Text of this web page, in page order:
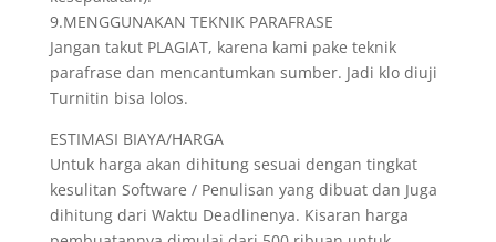
9.MENGGUNAKAN TEKNIK PARAFRASE
Jangan takut PLAGIAT, karena kami pake teknik
parafrase dan mencantumkan sumber. Jadi klo diuji
Turnitin bisa lolos.
ESTIMASI BIAYA/HARGA
Untuk harga akan dihitung sesuai dengan tingkat
kesulitan Software / Penulisan yang dibuat dan Juga
dihitung dari Waktu Deadlinenya. Kisaran harga